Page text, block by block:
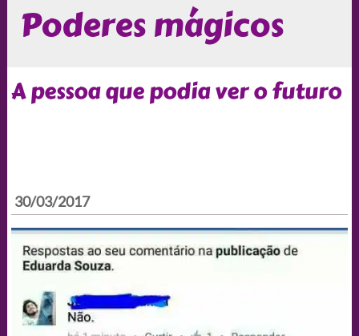
Poderes mágicos
A pessoa que podia ver o futuro
30/03/2017